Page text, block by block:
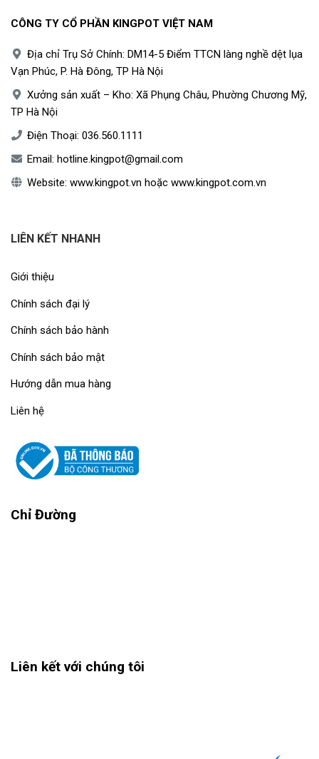
CÔNG TY CỔ PHẦN KINGPOT VIỆT NAM
Địa chỉ Trụ Sở Chính: DM14-5 Điểm TTCN làng nghề dệt lụa
Vạn Phúc, P. Hà Đông, TP Hà Nội
Xưởng sản xuất – Kho: Xã Phụng Châu, Phường Chương Mỹ,
TP Hà Nội
Điện Thoại: 036.560.1111
Email: hotline.kingpot@gmail.com
Website: www.kingpot.vn hoặc www.kingpot.com.vn
LIÊN KẾT NHANH
Giới thiệu
Chính sách đại lý
Chính sách bảo hành
Chính sách bảo mật
Hướng dẫn mua hàng
Liên hệ
Chỉ Đường
Liên kết với chúng tôi